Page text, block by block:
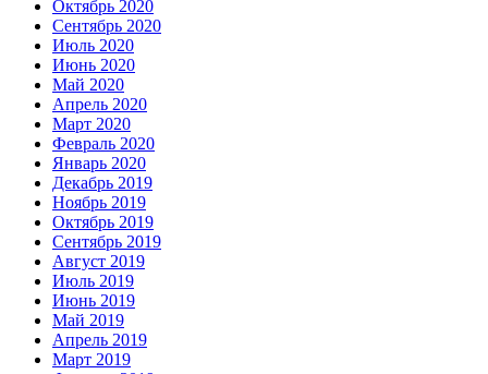
Октябрь 2020
Сентябрь 2020
Июль 2020
Июнь 2020
Май 2020
Апрель 2020
Март 2020
Февраль 2020
Январь 2020
Декабрь 2019
Ноябрь 2019
Октябрь 2019
Сентябрь 2019
Август 2019
Июль 2019
Июнь 2019
Май 2019
Апрель 2019
Март 2019